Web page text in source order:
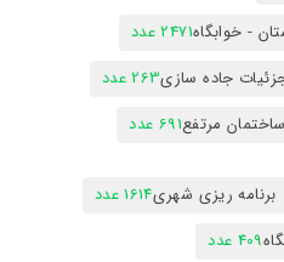
- خوابگاه2471 عدد
جاده سازی263 عدد
ساختمان مرتفع691 عدد
برنامه ریزی شهری1614 عدد
409 عدد